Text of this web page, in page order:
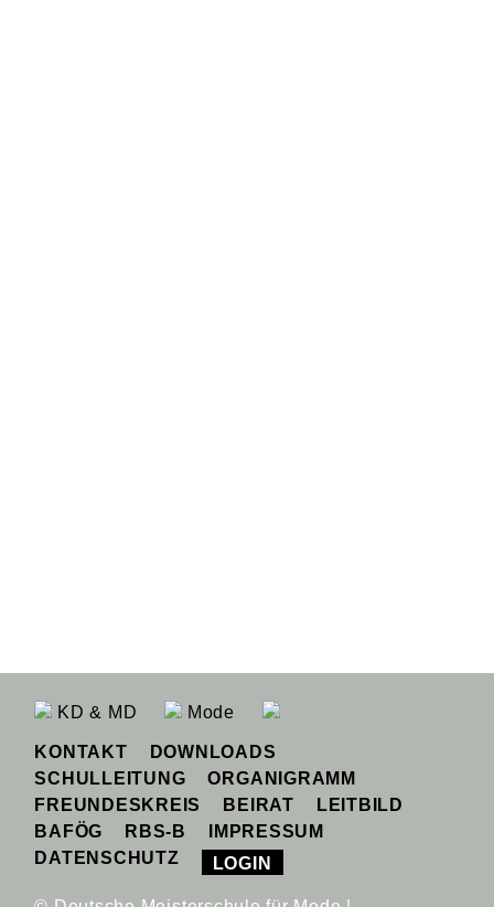
KD & MD Mode
KONTAKT
DOWNLOADS
SCHULLEITUNG
ORGANIGRAMM
FREUNDESKREIS
BEIRAT
LEITBILD
BAFÖG
RBS-B
IMPRESSUM
DATENSCHUTZ
LOGIN